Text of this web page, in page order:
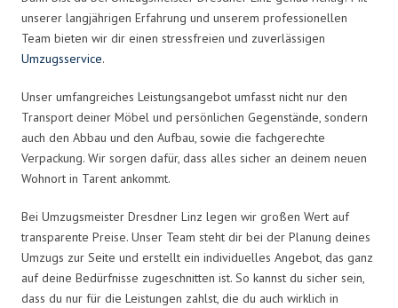
unserer langjährigen Erfahrung und unserem professionellen
Team bieten wir dir einen stressfreien und zuverlässigen
Umzugsservice.
Unser umfangreiches Leistungsangebot umfasst nicht nur den
Transport deiner Möbel und persönlichen Gegenstände, sondern
auch den Abbau und den Aufbau, sowie die fachgerechte
Verpackung. Wir sorgen dafür, dass alles sicher an deinem neuen
Wohnort in Tarent ankommt.
Bei Umzugsmeister Dresdner Linz legen wir großen Wert auf
transparente Preise. Unser Team steht dir bei der Planung deines
Umzugs zur Seite und erstellt ein individuelles Angebot, das ganz
auf deine Bedürfnisse zugeschnitten ist. So kannst du sicher sein,
dass du nur für die Leistungen zahlst, die du auch wirklich in